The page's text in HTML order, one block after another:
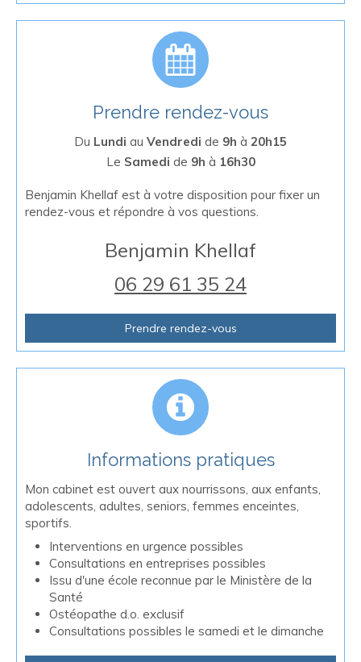
Prendre rendez-vous
Du Lundi au Vendredi de 9h à 20h15
Le Samedi de 9h à 16h30
Benjamin Khellaf est à votre disposition pour fixer un
rendez-vous et répondre à vos questions.
Benjamin Khellaf
06 29 61 35 24
Prendre rendez-vous
Informations pratiques
Mon cabinet est ouvert aux nourrissons, aux enfants,
adolescents, adultes, seniors, femmes enceintes,
sportifs.
Interventions en urgence possibles
Consultations en entreprises possibles
Issu d'une école reconnue par le Ministère de la
Santé
Ostéopathe d.o. exclusif
Consultations possibles le samedi et le dimanche